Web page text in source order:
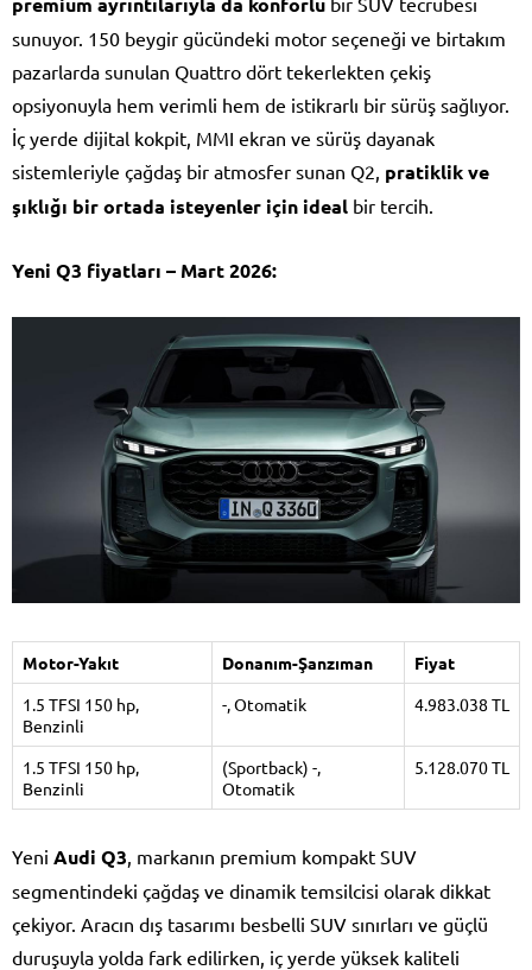
sunuyor. 150 beygir gücündeki motor seçeneği ve birtakım
pazarlarda sunulan Quattro dört tekerlekten çekiş
opsiyonuyla hem verimli hem de istikrarlı bir sürüş sağlıyor.
İç yerde dijital kokpit, MMI ekran ve sürüş dayanak
sistemleriyle çağdaş bir atmosfer sunan Q2, pratiklik ve
şıklığı bir ortada isteyenler için ideal bir tercih.
Yeni Q3 fiyatları – Mart 2026:
Motor-Yakıt Donanım-Şanzıman
Fiyat
1.5 TFSI 150 hp,
Benzinli
-, Otomatik 4.983.038 TL
1.5 TFSI 150 hp,
Benzinli
(Sportback) -,
Otomatik
5.128.070 TL
Yeni Audi Q3 , markanın premium kompakt SUV
segmentindeki çağdaş ve dinamik temsilcisi olarak dikkat
çekiyor. Aracın dış tasarımı besbelli SUV sınırları ve güçlü
duruşuyla yolda fark edilirken, iç yerde yüksek kaliteli